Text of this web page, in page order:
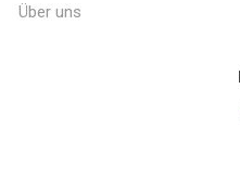
Über uns